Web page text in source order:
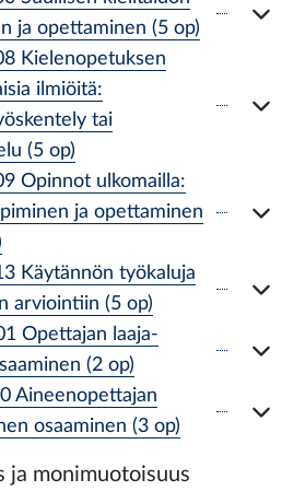
ja opettaminen (5 op)
Kielenopetuksen
ilmiöitä:
tai
(5 op)
Opinnot ulkomailla:
ja opettaminen
Käytännön työkaluja
arviointiin (5 op)
Opettajan laaja-
(2 op)
Aineenopettajan
osaaminen (3 op)
ja monimuotoisuus